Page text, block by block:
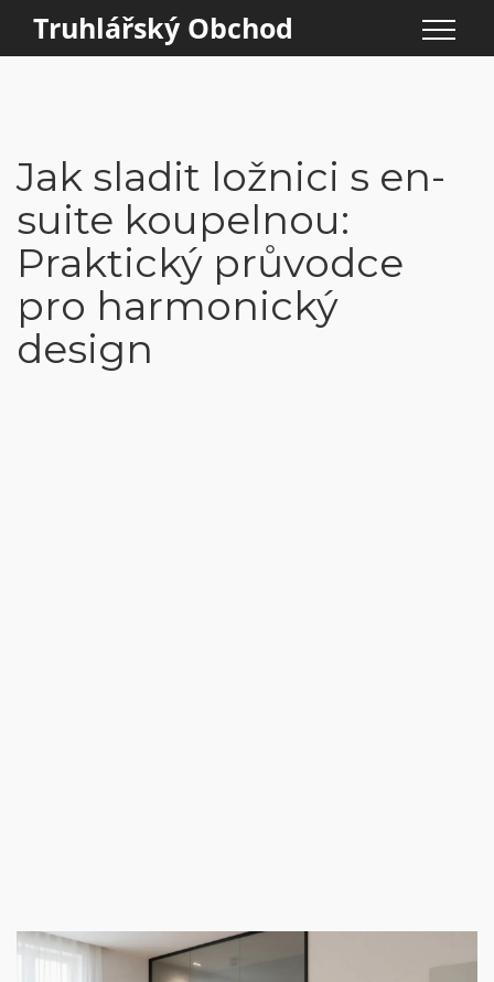
Truhlářský Obchod
Jak sladit ložnici s en-
suite koupelnou:
Praktický průvodce
pro harmonický
design